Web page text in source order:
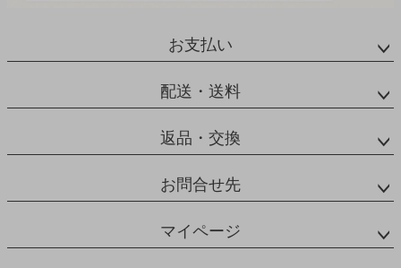
お支払い
配送・送料
返品・交換
お問合せ先
マイページ